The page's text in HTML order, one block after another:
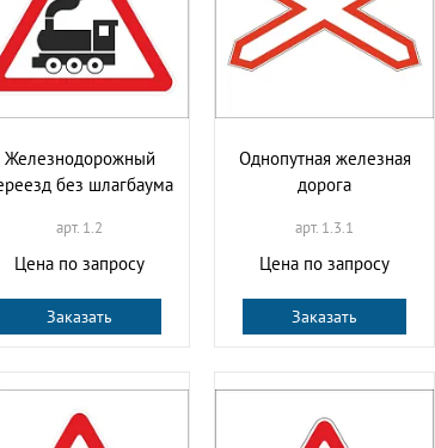
Железнодорожный
без шлагбаума
арт. 1.2
Цена по запросу
Заказать
Однопутная железная
дорога
арт. 1.3.1
Цена по запросу
Заказать